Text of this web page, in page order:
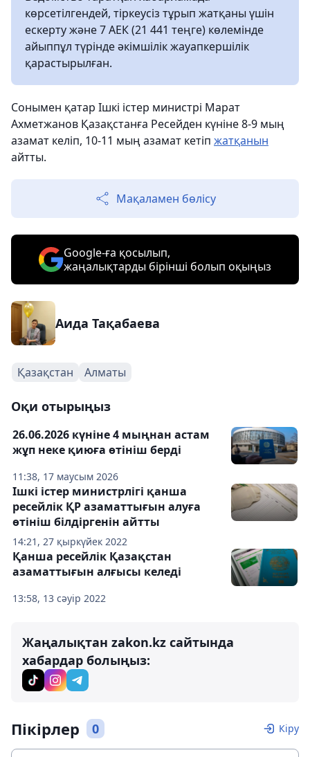
көрсетілгендей, тіркеусіз тұрып жатқаны үшін
ескерту және 7 АЕК (21 441 теңге) көлемінде
айыппұл түрінде әкімшілік жауапкершілік
қарастырылған.
Сонымен қатар Ішкі істер министрі Марат
Ахметжанов Қазақстанға Ресейден күніне 8-9 мың
азамат келіп, 10-11 мың азамат кетіп жатқанын
айтты.
Мақаламен бөлісу
Google-ға қосылып,
жаңалықтарды бірінші болып оқыңыз
Аида Тақабаева
Қазақстан Алматы
Оқи отырыңыз
11:38, 17 маусым 2026
26.06.2026 күніне 4 мыңнан астам
жұп неке қиюға өтініш берді
14:21, 27 қыркүйек 2022
Ішкі істер министрлігі қанша
ресейлік ҚР азаматтығын алуға
өтініш білдіргенін айтты
13:58, 13 сәуір 2022
Қанша ресейлік Қазақстан
азаматтығын алғысы келеді
Жаңалықтан zakon.kz сайтында
хабардар болыңыз:
Пікірлер 0 Кіру